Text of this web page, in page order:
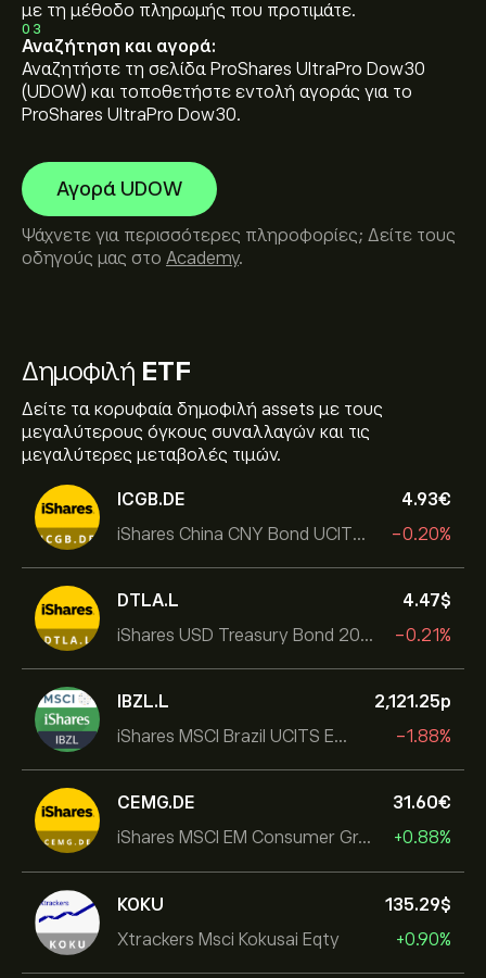
Δημοφιλή ETF
Δείτε τα κορυφαία δημοφιλή assets με τους
μεγαλύτερους όγκους συναλλαγών και τις
μεγαλύτερες μεταβολές τιμών.
ICGB.DE
iShares China CNY Bond UCITS ETF
4.93‎€‎
-0.20%
DTLA.L
iShares USD Treasury Bond 20+yr UCITS ETF
4.47‎$‎
-0.21%
IBZL.L
iShares MSCI Brazil UCITS ETF (Dist)
2,121.25‎p‎
-1.88%
CEMG.DE
iShares MSCI EM Consumer Growth UCITS ETF
31.60‎€‎
+0.88%
KOKU
Xtrackers Msci Kokusai Eqty
135.29‎$‎
+0.90%
με τη μέθοδο πληρωμής που προτιμάτε.
03
Αναζήτηση και αγορά:
Αναζητήστε τη σελίδα ProShares UltraPro Dow30
(UDOW) και τοποθετήστε εντολή αγοράς για το
ProShares UltraPro Dow30.
Αγορά UDOW
Ψάχνετε για περισσότερες πληροφορίες; Δείτε τους
οδηγούς μας στο Academy.